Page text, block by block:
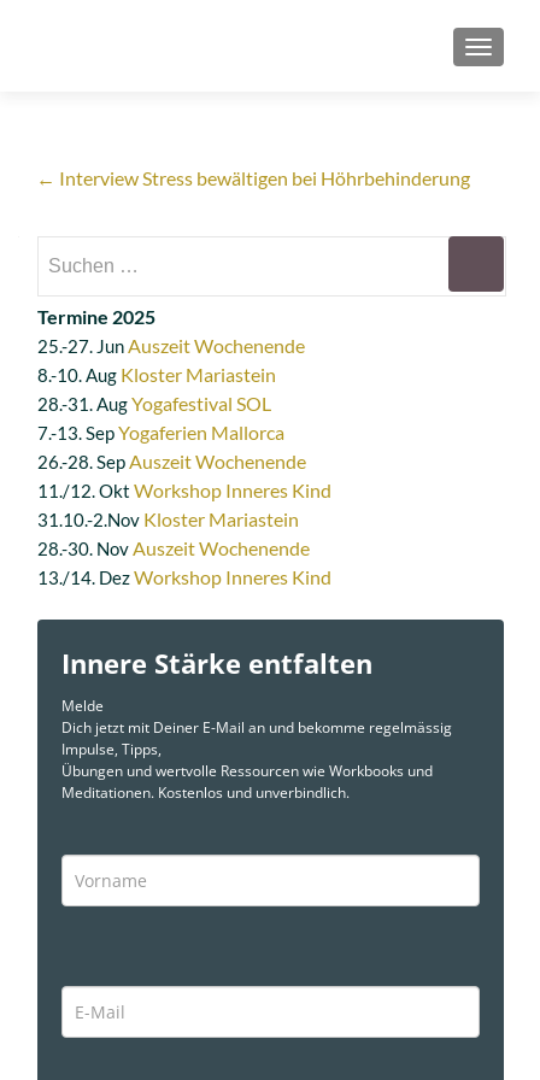
Artikel-
Navigation
← Interview Stress bewältigen bei Höhrbehinderung
nach:
Termine 2025
25.-27. JunAuszeit Wochenende
8.-10. Aug Kloster Mariastein
28.-31. AugYogafestival SOL
7.-13. SepYogaferien Mallorca
26.-28. SepAuszeit Wochenende
11./12. Okt Workshop Inneres Kind
31.10.-2.Nov Kloster Mariastein
28.-30. NovAuszeit Wochenende
13./14. DezWorkshop Inneres Kind
Innere Stärke entfalten
Melde
Dich jetzt mit Deiner E-Mail an und bekomme regelmässig
Impulse, Tipps,
Übungen und wertvolle Ressourcen wie Workbooks und
Meditationen. Kostenlos und unverbindlich.